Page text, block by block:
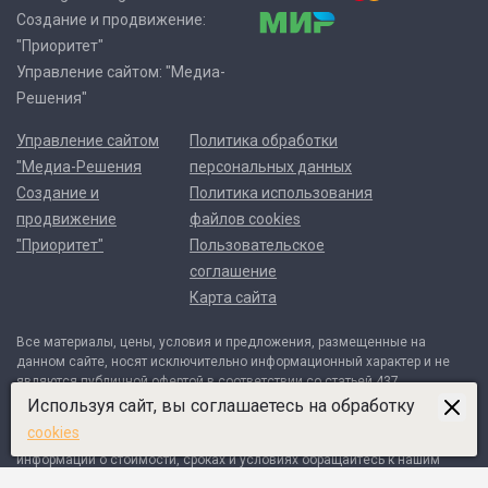
Создание и продвижение:
"Приоритет"
Управление сайтом: "Медиа-
Решения"
Управление сайтом
"Медиа-Решения
Создание и
продвижение
"Приоритет"
Политика обработки
персональных данных
Политика использования
файлов cookies
Пользовательское
соглашение
Карта сайта
Все материалы, цены, условия и предложения, размещенные на
данном сайте, носят исключительно информационный характер и не
являются публичной офертой в соответствии со статьей 437
Гражданского кодекса Российской Федерации. Договор может быть
и оформляется в письменном виде. Для получения точной
информации о стоимости, сроках и условиях обращайтесь к нашим
Используя сайт, вы соглашаетесь на обработку
cookies